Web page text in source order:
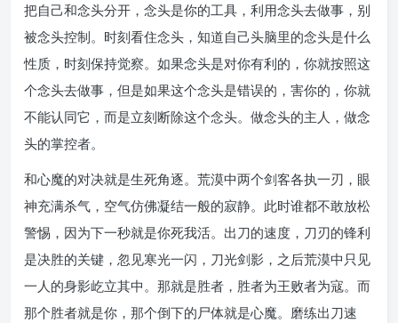
把自己和念头分开，念头是你的工具，利用念头去做事，别
被念头控制。时刻看住念头，知道自己头脑里的念头是什么
性质，时刻保持觉察。如果念头是对你有利的，你就按照这
个念头去做事，但是如果这个念头是错误的，害你的，你就
不能认同它，而是立刻断除这个念头。做念头的主人，做念
头的掌控者。
和心魔的对决就是生死角逐。荒漠中两个剑客各执一刃，眼
神充满杀气，空气仿佛凝结一般的寂静。此时谁都不敢放松
警惕，因为下一秒就是你死我活。出刀的速度，刀刃的锋利
是决胜的关键，忽见寒光一闪，刀光剑影，之后荒漠中只见
一人的身影屹立其中。那就是胜者，胜者为王败者为寇。而
那个胜者就是你，那个倒下的尸体就是心魔。磨练出刀速